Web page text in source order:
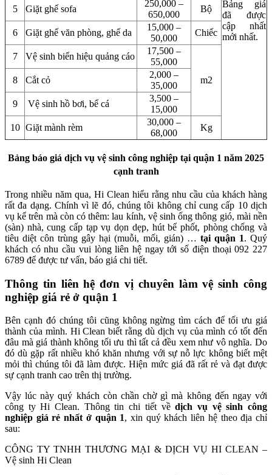
Bảng giá
đã được
cập nhất
mới nhất.
5 Giặt ghế sofa
250,000 –
650,000
Bộ
6 Giặt ghế văn phòng, ghế da
15,000 –
50,000
Chiếc
7 Vệ sinh biển hiệu quảng cáo
17,500 –
55,000
m2
8 Cắt cỏ
2,000 –
35,000
9
Vệ sinh hồ bơi, bể cá
3,500 –
15,000
10 Giặt mành rèm
30,000 –
68,000
Kg
Bảng báo giá dịch vụ vệ sinh công nghiệp tại quận 1 năm 2025
cạnh tranh
Trong nhiều năm qua, Hi Clean hiểu rằng nhu cầu của khách hàng
rất đa dạng. Chính vì lẽ đó, chúng tôi không chỉ cung cấp 10 dịch
vụ kể trên mà còn có thêm: lau kính, vệ sinh ống thông gió, mài nền
(sàn) nhà, cung cấp tạp vụ dọn dẹp, hút bể phốt, phòng chống và
tiêu diệt côn trùng gây hại (muỗi, mối, gián) … tại quận 1. Quý
khách có nhu cầu vui lòng liên hệ ngay tới số điện thoại 092 227
6789 để được tư vấn, báo giá chi tiết.
Thông tin liên hệ đơn vị chuyên làm vệ sinh công
nghiệp giá rẻ ở quận 1
Bên cạnh đó chúng tôi cũng không ngừng tìm cách để tối ưu giá
thành của mình. Hi Clean biết rằng dù dịch vụ của mình có tốt đến
đâu mà giá thành không tối ưu thì tất cả đều xem như vô nghĩa. Do
đó dù gặp rất nhiều khó khăn nhưng với sự nỗ lực không biết mệt
mỏi thì chúng tôi đã làm được. Hiện mức giá đã rất rẻ và đạt được
sự cạnh tranh cao trên thị trường.
Vậy lúc này quý khách còn chần chờ gì mà không đến ngay với
công ty Hi Clean. Thông tin chi tiết vềdịch vụ vệ sinh công
nghiệp giá rẻ nhất ở quận 1, xin quý khách liên hệ theo địa chỉ
sau:
CÔNG TY TNHH THƯƠNG MẠI & DỊCH VỤ HI CLEAN –
Vệ sinh Hi Clean